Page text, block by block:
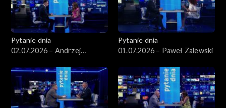
Pytanie dnia
02.07.2026 – Andrzej
Pytanie dnia
01.07.2026 – Paweł Zalewski